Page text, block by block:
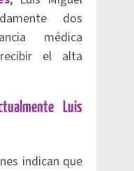
dos
médica
el alta
Luis
indican que